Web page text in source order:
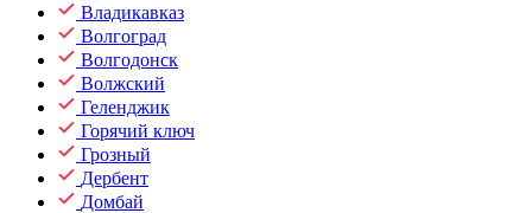
Владикавказ
Волгоград
Волгодонск
Волжский
Геленджик
Горячий ключ
Грозный
Дербент
Домбай